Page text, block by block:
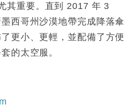
其重要。直到 2017 年 3
西哥州沙漠地帶完成降落傘
更小、更輕，並配備了方便
的太空服。